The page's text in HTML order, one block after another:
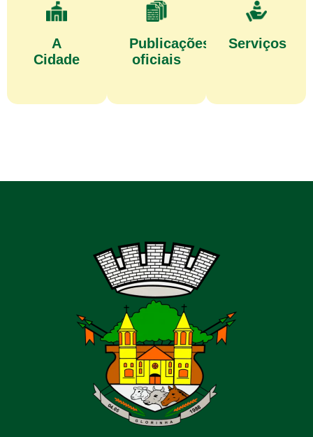
A
Cidade
Publicações
oficiais
Serviços